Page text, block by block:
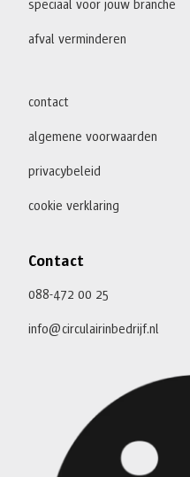
speciaal voor jouw branche
afval verminderen
contact
algemene voorwaarden
privacybeleid
cookie verklaring
Contact
088-472 00 25
info@circulairinbedrijf.nl